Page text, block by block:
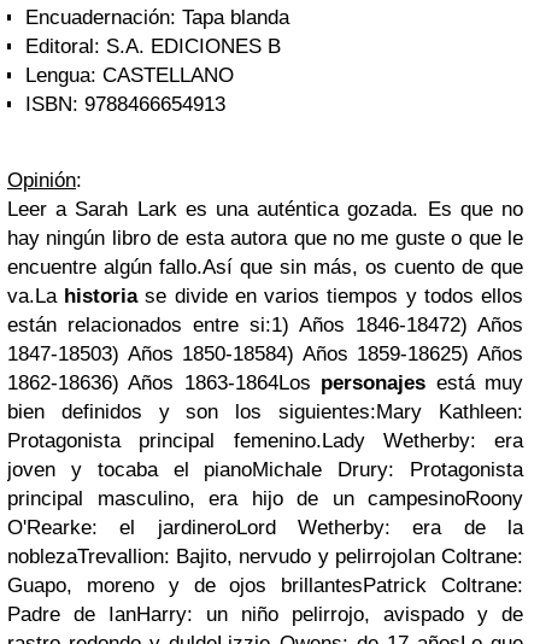
Encuadernación: Tapa blanda
Editoral: S.A. EDICIONES B
Lengua: CASTELLANO
ISBN: 9788466654913
Opinión:
Leer a Sarah Lark es una auténtica gozada. Es que no
hay ningún libro de esta autora que no me guste o que le
encuentre algún fallo.Así que sin más, os cuento de que
va.La historiase divide en varios tiempos y todos ellos
están relacionados entre si:1) Años 1846-18472) Años
1847-18503) Años 1850-18584) Años 1859-18625) Años
1862-18636) Años 1863-1864Los personajes está muy
bien definidos y son los siguientes:Mary Kathleen:
Protagonista principal femenino.Lady Wetherby: era
joven y tocaba el pianoMichale Drury: Protagonista
principal masculino, era hijo de un campesinoRoony
O'Rearke: el jardineroLord Wetherby: era de la
noblezaTrevallion: Bajito, nervudo y pelirrojoIan Coltrane:
Guapo, moreno y de ojos brillantesPatrick Coltrane:
Padre de IanHarry: un niño pelirrojo, avispado y de